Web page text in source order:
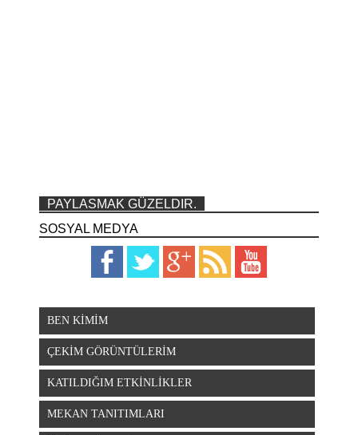
PAYLASMAK GÜZELDIR.
SOSYAL MEDYA
BEN KİMİM
ÇEKİM GÖRÜNTÜLERİM
KATILDIĞIM ETKİNLİKLER
MEKAN TANITIMLARI